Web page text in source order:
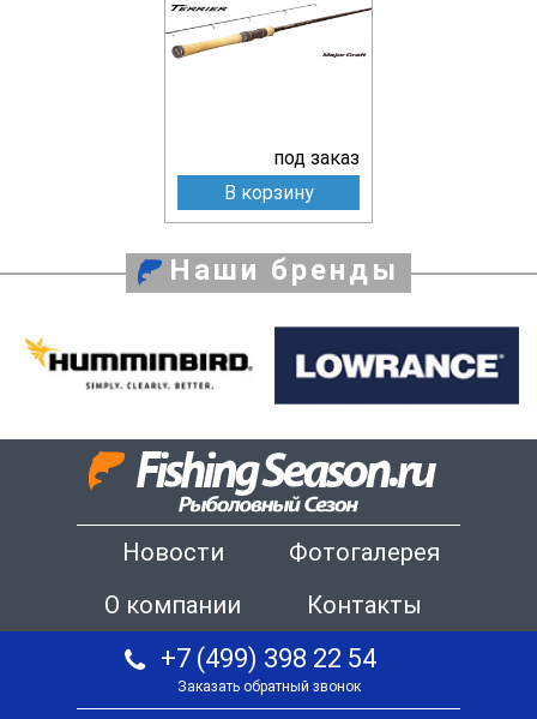
под заказ
В корзину
Наши бренды
Новости
Фотогалерея
О компании
Контакты
+7 (499) 398 22 54
Заказать обратный звонок